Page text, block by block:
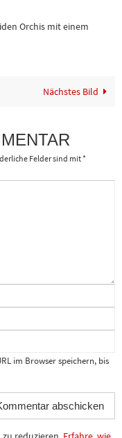
Orchis mit einem
Nächstes Bild
Felder sind mit*
im Browser speichern, bis